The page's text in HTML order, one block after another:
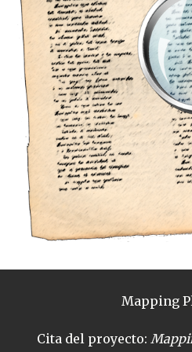
Mapping
Cita del proyecto: